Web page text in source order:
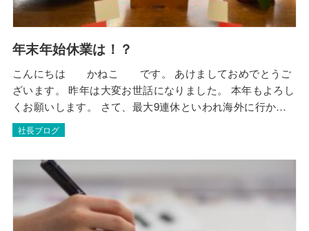
年末年始休業は！？
こんにちは かねこ です。 あけましておめでとうご
ざいます。 昨年は大変お世話になりました。 本年もよろし
くお願いします。 さて、最大9連休といわれ海外に行かれ
た方も多かった年末年始休業ですが、弊社も9連休となりま
した。 私は、大みそかに39度の熱が出てしまい、元日に当
がある為、大事をとってタミフルは…
社長ブログ